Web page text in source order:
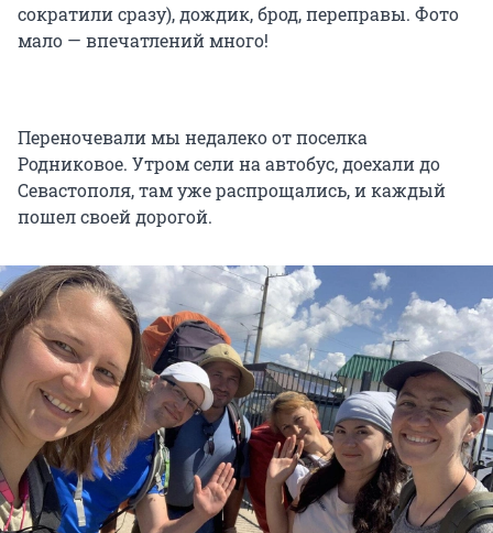
сократили сразу), дождик, брод, переправы. Фото
мало — впечатлений много!
Переночевали мы недалеко от поселка
Родниковое. Утром сели на автобус, доехали до
Севастополя, там уже распрощались, и каждый
пошел своей дорогой.